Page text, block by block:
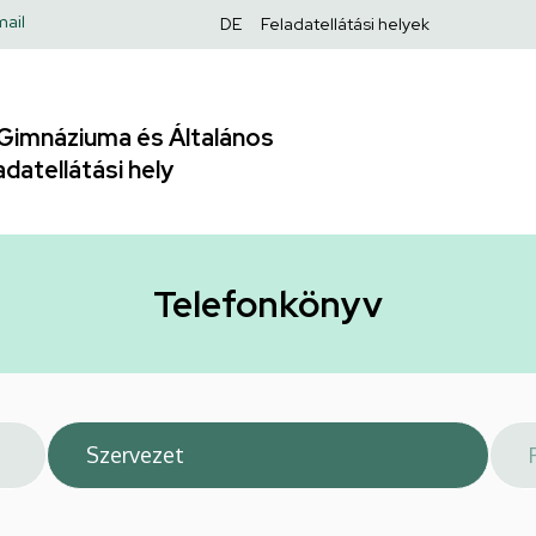
Felső
DE Feladatellátási helyek
és Általános
hely
Telefonkönyv